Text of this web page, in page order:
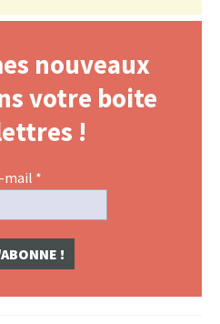
nouveaux
votre boite
!
mail *